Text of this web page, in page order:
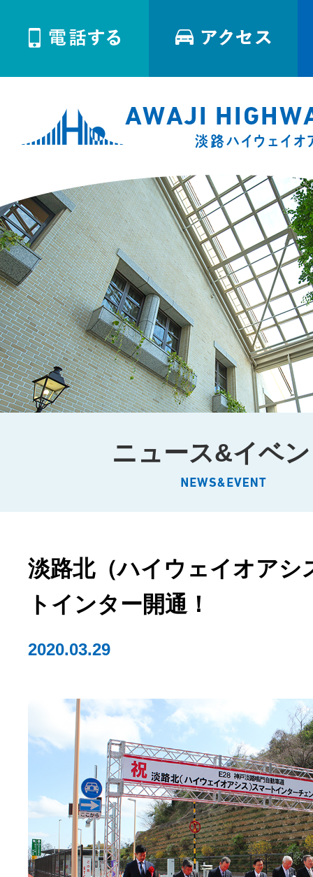
ニュース&イベ
淡路北（ハイウェイオアシ
トインター開通！
2020.03.29